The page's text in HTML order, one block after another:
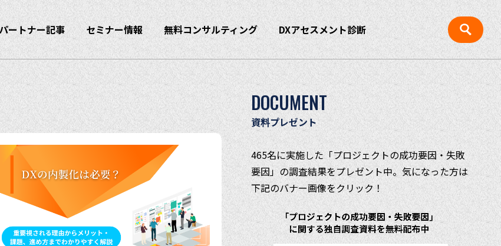
ートナー記事 セミナー情報 無料コンサルティング DXアセスメント診断
DOCUMENT
資料プレゼント
465名に実施した「プロジェクトの成功要因・失敗
要因」の調査結果をプレゼント中。気になった方は
下記のバナー画像をクリック！